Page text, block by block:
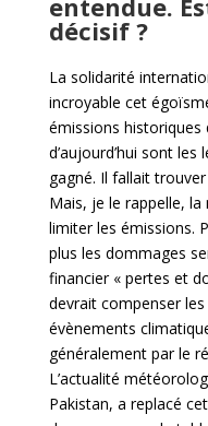
entendue.
décisif ?
La solidarité
incroyable cet
émissions
d’aujourd’hui sont les
gagné. Il fallait
Mais, je le rappelle,
limiter les émissions.
plus les dommages
financier « pertes et
devrait compenser
évènements
généralement par le
L’actualité
Pakistan, a replacé